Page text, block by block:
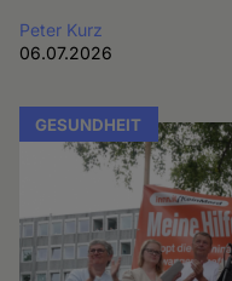
Peter Kurz
06.07.2026
GESUNDHEIT